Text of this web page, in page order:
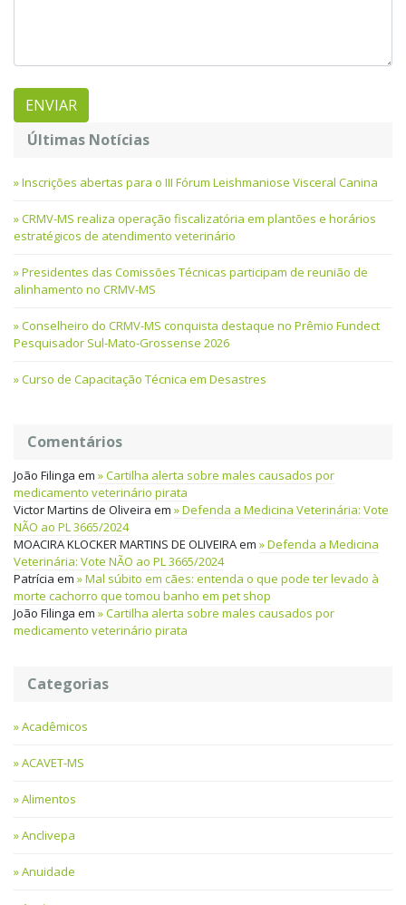
Últimas Notícias
Inscrições abertas para o III Fórum Leishmaniose Visceral Canina
CRMV-MS realiza operação fiscalizatória em plantões e horários
estratégicos de atendimento veterinário
Presidentes das Comissões Técnicas participam de reunião de
alinhamento no CRMV-MS
Conselheiro do CRMV-MS conquista destaque no Prêmio Fundect
Pesquisador Sul-Mato-Grossense 2026
Curso de Capacitação Técnica em Desastres
Comentários
João Filinga em
Cartilha alerta sobre males causados por
medicamento veterinário pirata
Victor Martins de Oliveira em
Defenda a Medicina Veterinária: Vote
NÃO ao PL 3665/2024
MOACIRA KLOCKER MARTINS DE OLIVEIRAem
Defenda a Medicina
Veterinária: Vote NÃO ao PL 3665/2024
Patrícia em
Mal súbito em cães: entenda o que pode ter levado à
morte cachorro que tomou banho em pet shop
João Filinga em
Cartilha alerta sobre males causados por
medicamento veterinário pirata
Categorias
Acadêmicos
ACAVET-MS
Alimentos
Anclivepa
Anuidade